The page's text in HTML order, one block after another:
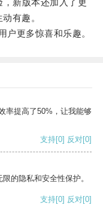
新版本还加入了更
有趣。
更多惊喜和乐趣。
率提高了50%，让我能够
支持[0] 反对[0]
的隐私和安全性保护。
支持[0] 反对[0]